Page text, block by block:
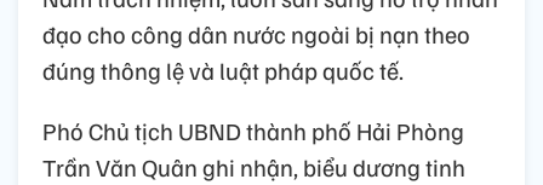
đạo cho công dân nước ngoài bị nạn theo
đúng thông lệ và luật pháp quốc tế.
Phó Chủ tịch UBND thành phố Hải Phòng
Trần Văn Quân ghi nhận, biểu dương tinh